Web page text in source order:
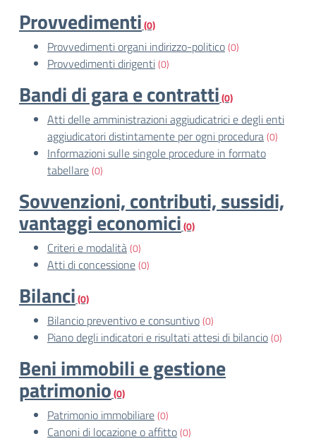
Provvedimenti(0)
Provvedimenti organi indirizzo-politico(0)
Provvedimenti dirigenti(0)
Bandi di gara e contratti(0)
Atti delle amministrazioni aggiudicatrici e degli enti
aggiudicatori distintamente per ogni procedura(0)
Informazioni sulle singole procedure in formato
tabellare(0)
Sovvenzioni, contributi, sussidi,
vantaggi economici(0)
Criteri e modalità(0)
Atti di concessione(0)
Bilanci(0)
Bilancio preventivo e consuntivo(0)
Piano degli indicatori e risultati attesi di bilancio(0)
Beni immobili e gestione
patrimonio(0)
Patrimonio immobiliare(0)
Canoni di locazione o affitto(0)